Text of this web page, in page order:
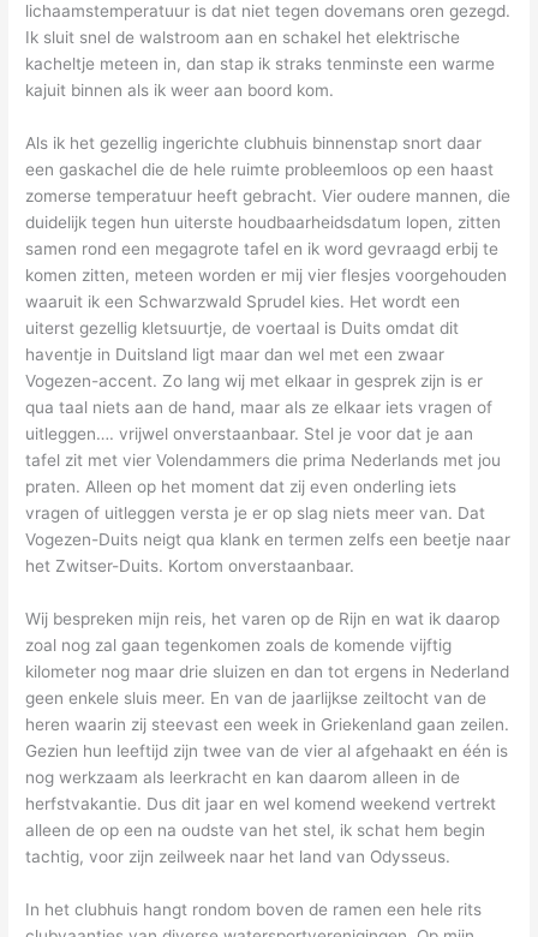
lichaamstemperatuur is dat niet tegen dovemans oren gezegd.
Ik sluit snel de walstroom aan en schakel het elektrische
kacheltje meteen in, dan stap ik straks tenminste een warme
kajuit binnen als ik weer aan boord kom.
Als ik het gezellig ingerichte clubhuis binnenstap snort daar
een gaskachel die de hele ruimte probleemloos op een haast
zomerse temperatuur heeft gebracht. Vier oudere mannen, die
duidelijk tegen hun uiterste houdbaarheidsdatum lopen, zitten
samen rond een megagrote tafel en ik word gevraagd erbij te
komen zitten, meteen worden er mij vier flesjes voorgehouden
waaruit ik een Schwarzwald Sprudel kies. Het wordt een
uiterst gezellig kletsuurtje, de voertaal is Duits omdat dit
haventje in Duitsland ligt maar dan wel met een zwaar
Vogezen-accent. Zo lang wij met elkaar in gesprek zijn is er
qua taal niets aan de hand, maar als ze elkaar iets vragen of
uitleggen…. vrijwel onverstaanbaar. Stel je voor dat je aan
tafel zit met vier Volendammers die prima Nederlands met jou
praten. Alleen op het moment dat zij even onderling iets
vragen of uitleggen versta je er op slag niets meer van. Dat
Vogezen-Duits neigt qua klank en termen zelfs een beetje naar
het Zwitser-Duits. Kortom onverstaanbaar.
Wij bespreken mijn reis, het varen op de Rijn en wat ik daarop
zoal nog zal gaan tegenkomen zoals de komende vijftig
kilometer nog maar drie sluizen en dan tot ergens in Nederland
geen enkele sluis meer. En van de jaarlijkse zeiltocht van de
heren waarin zij steevast een week in Griekenland gaan zeilen.
Gezien hun leeftijd zijn twee van de vier al afgehaakt en één is
nog werkzaam als leerkracht en kan daarom alleen in de
herfstvakantie. Dus dit jaar en wel komend weekend vertrekt
alleen de op een na oudste van het stel, ik schat hem begin
tachtig, voor zijn zeilweek naar het land van Odysseus.
In het clubhuis hangt rondom boven de ramen een hele rits